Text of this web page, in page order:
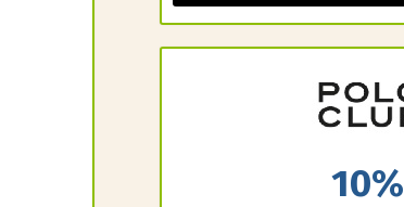
10%